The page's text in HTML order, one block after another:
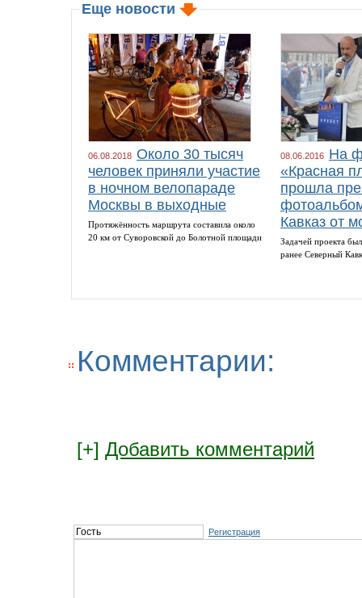
Еще новости
06.08.2018 Около 30 тысяч
человек приняли участие
в ночном велопараде
Москвы в выходные
Протяжённость маршрута составила около
20 км от Суворовской до Болотной площади
08.06.2016 На
«Красная
прошла
Кавказ от
Задачей проекта
ранее Северный
Комментарии:
[+] Добавить комментарий
Регистрация